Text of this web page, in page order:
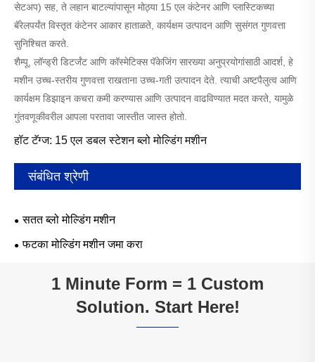
सेटअप) सह, ते लहान बाटल्यांपासून मोठ्या 15 एल कंटेनर आणि प्लास्टिकच्या
बॅरेलपर्यंत विस्तृत कंटेनर आकार हाताळते, कार्यक्षम उत्पादन आणि सुसंगत गुणवत्ता
सुनिश्चित करते.
शैम्पू, लॉन्ड्री डिटर्जंट आणि कॉस्मेटिक्स पॅकेजिंग सारख्या अनुप्रयोगांसाठी आदर्श, हे
मशीन उच्च-स्तरीय गुणवत्ता राखताना उच्च-गती उत्पादन देते. त्याची अष्टपैलुत्व आणि
कार्यक्षम डिझाइन कचरा कमी करण्यास आणि उत्पादन वाढविण्यात मदत करते, यामुळे
गुंतवणूकीवरील आपला परतावा जास्तीत जास्त होतो.
हॉट टॅग्ज: 15 एल डबल स्टेशन ब्लो मोल्डिंग मशीन
संबंधित श्रेणी
सतत ब्लो मोल्डिंग मशीन
फटका मोल्डिंग मशीन जमा करा
1 Minute Form = 1 Custom
Solution. Start Here!